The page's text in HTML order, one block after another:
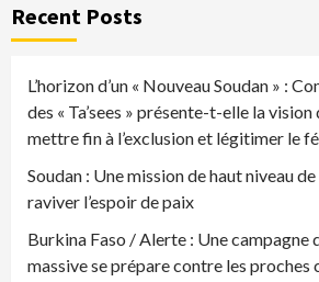
Recent Posts
L’horizon d’un « Nouveau Soudan » :
des « Ta’sees » présente-t-elle la
mettre fin à l’exclusion et légitimer le
Soudan : Une mission de haut niveau
raviver l’espoir de paix
Burkina Faso / Alerte : Une campagne
massive se prépare contre les